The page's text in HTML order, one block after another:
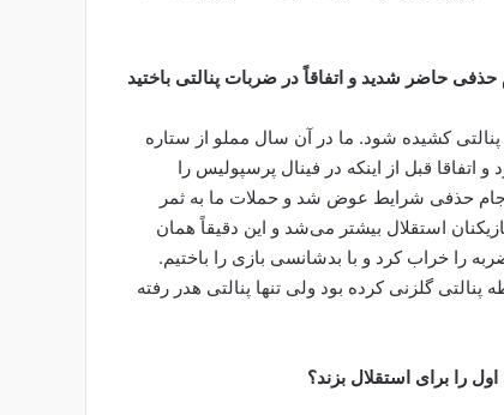
کشیده شود. ما در آن سال مملو از ستاره
۶۹ قهرمان ایران شده بود و اتفاقا قبل از اینکه در فینال پرسپولیس را
جام حذفی شرایط عوض شد و حملات ما به ثمر
استقلال بیشتر می‌شد و این دقیقاً همان
را خراب کرد و با بدشانسی بازی را باختیم.
پنالتی گلزنی کرده بود ولی تنها پنالتی هدر رفته
را برای استقلال بزند؟